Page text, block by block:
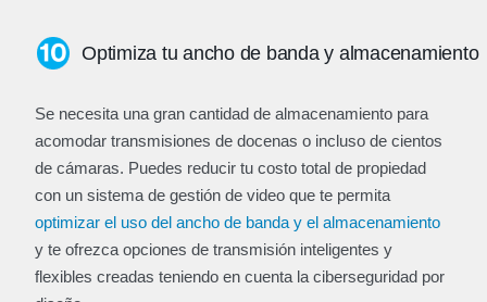
Optimiza tu ancho de banda y almacenamiento
Se necesita una gran cantidad de almacenamiento para
acomodar transmisiones de docenas o incluso de cientos
de cámaras. Puedes reducir tu costo total de propiedad
con un sistema de gestión de video que te permita
optimizar el uso del ancho de banda y el almacenamiento
y te ofrezca opciones de transmisión inteligentes y
flexibles creadas teniendo en cuenta la ciberseguridad por